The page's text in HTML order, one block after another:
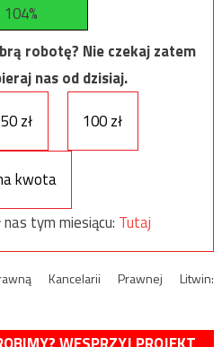
104%
robotę? Nie czekaj zatem
nas od dzisiaj.
50 zł 100 zł
kwota
tym miesiącu: Tutaj
Kancelarii Prawnej Litwin: